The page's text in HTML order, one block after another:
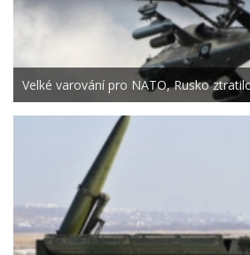
Velké varování pro NATO, Rusko